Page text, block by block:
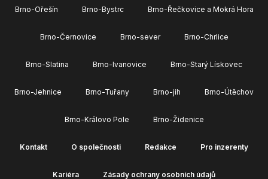
Brno-Ořešín Brno-Bystrc Brno-Řečkovice a Mokrá Hora
Brno-Černovice Brno-sever Brno-Chrlice
Brno-Slatina Brno-Ivanovice Brno-Starý Lískovec
Brno-Jehnice Brno-Tuřany Brno-jih Brno-Útěchov
Brno-Královo Pole Brno-Židenice
Kontakt O společnosti Redakce Pro inzerenty
Kariéra Zásady ochrany osobních údajů